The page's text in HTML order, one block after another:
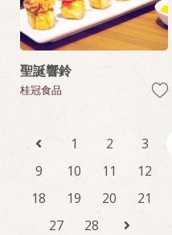
聖誕響鈴
桂冠食品
1 2 3
9
10 11 12
18
19 20 21
27
28